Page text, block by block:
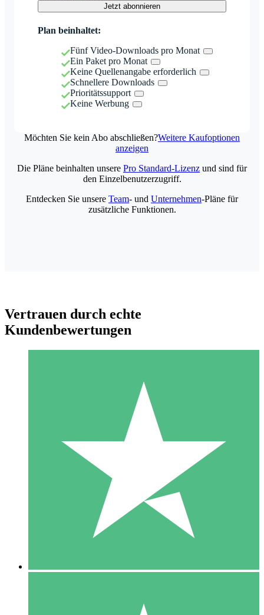
Jetzt abonnieren
Plan beinhaltet:
Fünf Video-Downloads pro Monat
Ein Paket pro Monat
Keine Quellenangabe erforderlich
Schnellere Downloads
Prioritätssupport
Keine Werbung
Möchten Sie kein Abo abschließen?Weitere Kaufoptionen
anzeigen
Individuelle Credit-Pakete
Zahlen Sie nach Bedarf mit Download-Credits. Keine
monatliche Verpflichtung erforderlich.
10 00
10 Downloads
Die Pläne beinhalten unsere Pro Standard-Lizenz und sind für
den Einzelbenutzerzugriff.
Entdecken Sie unsere Team- und Unternehmen-Pläne für
zusätzliche Funktionen.
Vertrauen durch echte
Kundenbewertungen